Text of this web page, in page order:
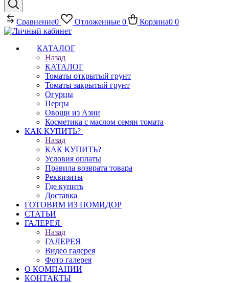
Сравнение0 Отложенные 0 Корзина0 0
КАТАЛОГ
Назад
КАТАЛОГ
Томаты открытый грунт
Томаты закрытый грунт
Огурцы
Перцы
Овощи из Азии
Косметика с маслом семян томата
КАК КУПИТЬ?
Назад
КАК КУПИТЬ?
Условия оплаты
Правила возврата товара
Реквизиты
Где купить
Доставка
ГОТОВИМ ИЗ ПОМИДОР
СТАТЬИ
ГАЛЕРЕЯ
Назад
ГАЛЕРЕЯ
Видео галерея
Фото галерея
О КОМПАНИИ
КОНТАКТЫ